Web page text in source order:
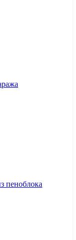
пеноблока